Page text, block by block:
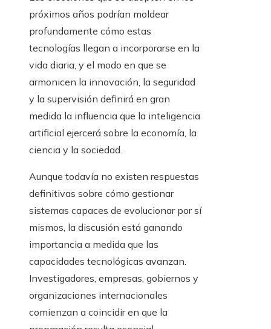
próximos años podrían moldear
profundamente cómo estas
tecnologías llegan a incorporarse en la
vida diaria, y el modo en que se
armonicen la innovación, la seguridad
y la supervisión definirá en gran
medida la influencia que la inteligencia
artificial ejercerá sobre la economía, la
ciencia y la sociedad.
Aunque todavía no existen respuestas
definitivas sobre cómo gestionar
sistemas capaces de evolucionar por sí
mismos, la discusión está ganando
importancia a medida que las
capacidades tecnológicas avanzan.
Investigadores, empresas, gobiernos y
organizaciones internacionales
comienzan a coincidir en que la